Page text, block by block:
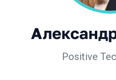
Positive